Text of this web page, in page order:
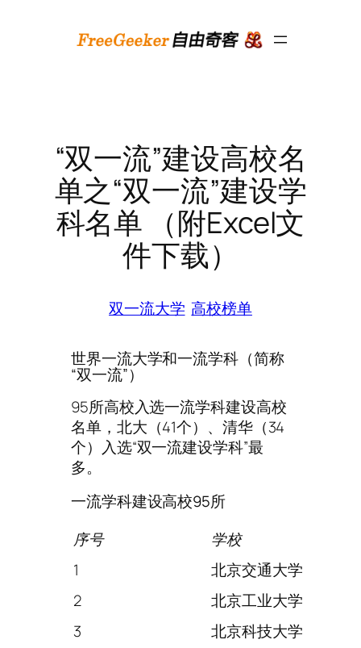
“双一流”建设高校名
单之“双一流”建设学
科名单 （附Excel文
件下载）
双一流大学 高校榜单
世界一流大学和一流学科（简称
“双一流”）
95所高校入选一流学科建设高校
名单，北大（41个）、清华（34
个）入选“双一流建设学科”最
多。
一流学科建设高校95所
序号
学校
1
北京交通大学
2
北京工业大学
3
北京科技大学